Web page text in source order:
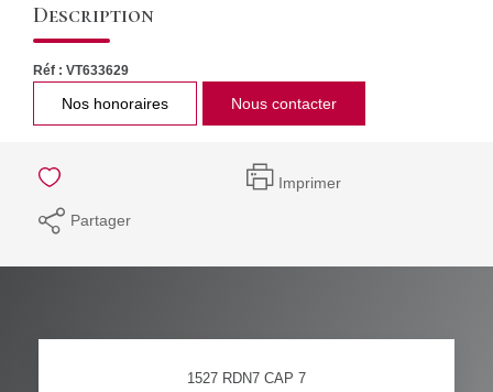
Description
Réf : VT633629
Nos honoraires Nous contacter
Imprimer
Partager
1527 RDN7 CAP 7